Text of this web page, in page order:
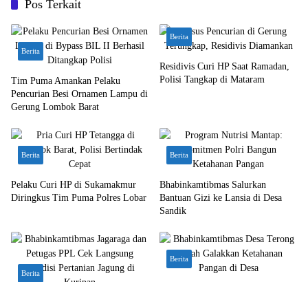
Pos Terkait
Berita
Tim Puma Amankan Pelaku
Pencurian Besi Ornamen Lampu di
Gerung Lombok Barat
Berita
Residivis Curi HP Saat Ramadan,
Polisi Tangkap di Mataram
Berita
Pelaku Curi HP di Sukamakmur
Diringkus Tim Puma Polres Lobar
Berita
Bhabinkamtibmas Salurkan
Bantuan Gizi ke Lansia di Desa
Sandik
Berita
Berita